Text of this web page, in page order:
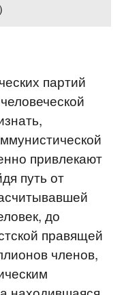
партий
привлекают
путь от
до
правящей
членов,